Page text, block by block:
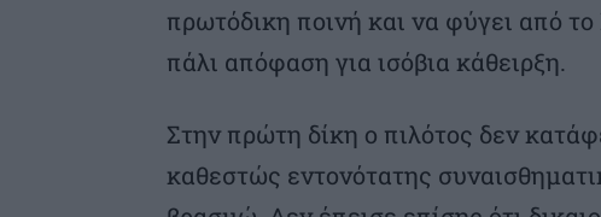
πρωτόδικη ποινή και να φύγει από
πάλι απόφαση για ισόβια κάθειρξη.
Στην πρώτη δίκη ο πιλότος δεν
καθεστώς εντονότατης